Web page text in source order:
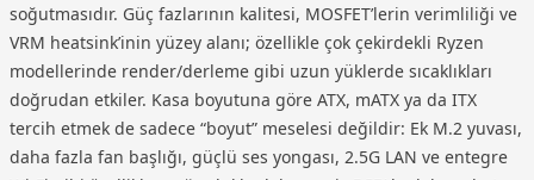
soğutmasıdır. Güç fazlarının kalitesi, MOSFET’lerin verimliliği ve
VRM heatsink’inin yüzey alanı; özellikle çok çekirdekli Ryzen
modellerinde render/derleme gibi uzun yüklerde sıcaklıkları
doğrudan etkiler. Kasa boyutuna göre ATX, mATX ya da ITX
tercih etmek de sadece “boyut” meselesi değildir: Ek M.2 yuvası,
daha fazla fan başlığı, güçlü ses yongası, 2.5G LAN ve entegre